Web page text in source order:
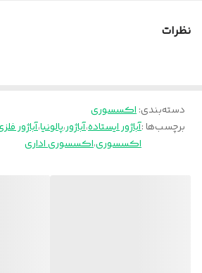
نظرات
دسته‌بندی:اکسسوری
برچسب‌ها :آباژور ایستاده،آباژور،پالونیا،آباژور
اکسسوری،اکسسوری اداری